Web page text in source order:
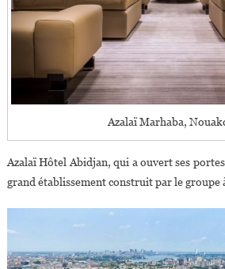
Azalaï Marhaba,
Azalaï Hôtel Abidjan, qui a ouvert ses
grand établissement construit par le groupe